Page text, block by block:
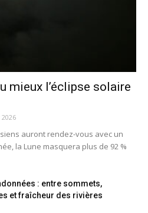
mieux l’éclipse solaire
auront rendez-vous avec un
la Lune masquera plus de 92 %
: entre sommets,
et fraîcheur des rivières